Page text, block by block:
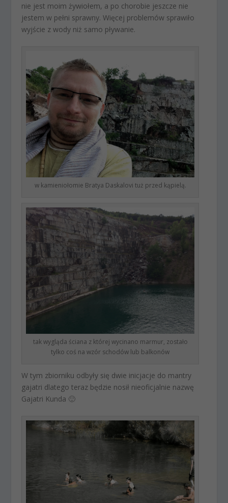
nie jest moim żywiołem, a po chorobie jeszcze nie
jestem w pełni sprawny. Więcej problemów sprawiło
wyjście z wody niż samo pływanie.
w kamieniołomie Bratya Daskalovi tuż przed kąpielą.
tak wygląda ściana z której wycinano marmur, zostało
tylko coś na wzór schodów lub balkonów
W tym zbiorniku odbyły się dwie inicjacje do mantry
gajatri dlatego teraz będzie nosił nieoficjalnie nazwę
Gajatri Kunda 🙂